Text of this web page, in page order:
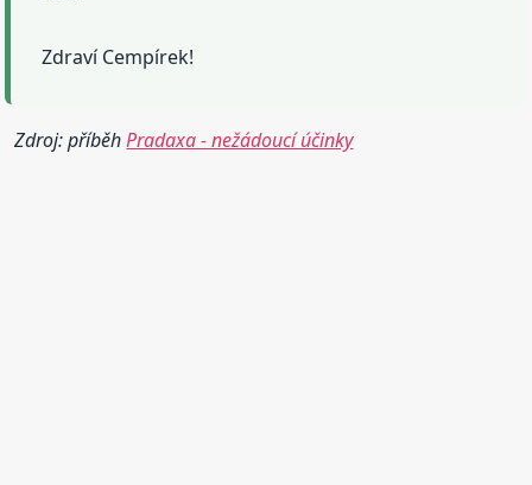
Zdraví Cempírek!
Zdroj: příběhPradaxa - nežádoucí účinky